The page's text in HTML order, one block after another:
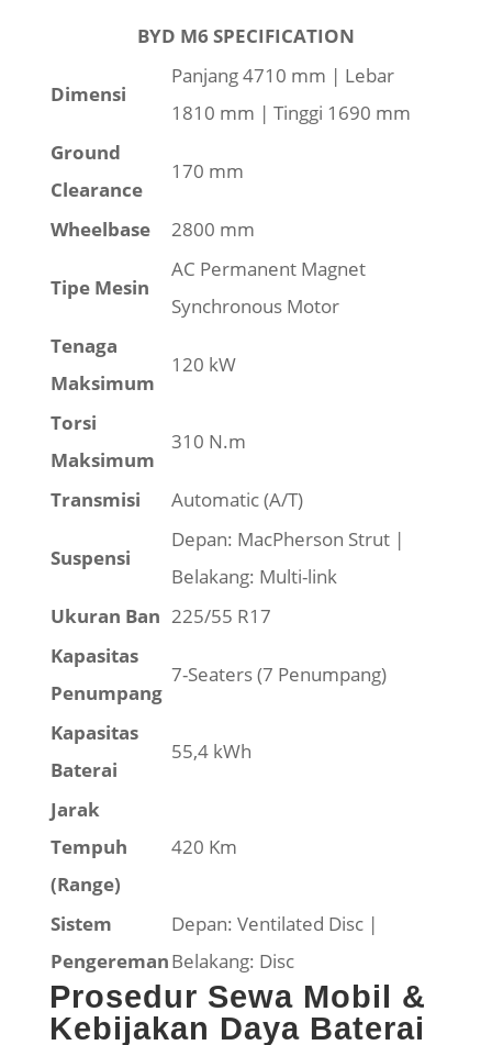
BYD M6 SPECIFICATION
Dimensi
Panjang 4710 mm | Lebar
1810 mm | Tinggi 1690 mm
Ground
Clearance
170 mm
Wheelbase 2800 mm
Tipe Mesin
AC Permanent Magnet
Synchronous Motor
Tenaga
Maksimum
120 kW
Torsi
Maksimum
310 N.m
Transmisi Automatic (A/T)
Suspensi
Depan: MacPherson Strut |
Belakang: Multi-link
Ukuran Ban 225/55 R17
Kapasitas
Penumpang
7-Seaters (7 Penumpang)
Kapasitas
Baterai
55,4 kWh
Jarak
Tempuh
(Range)
420 Km
Sistem
Pengereman
Depan: Ventilated Disc |
Belakang: Disc
Prosedur Sewa Mobil &
Kebijakan Daya Baterai